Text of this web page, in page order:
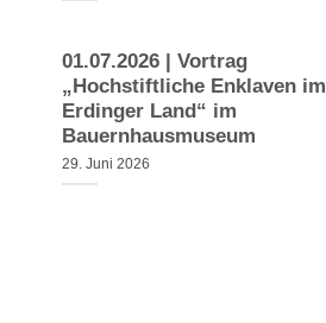
01.07.2026 | Vortrag
„Hochstiftliche Enklaven im
Erdinger Land“ im
Bauernhausmuseum
29. Juni 2026